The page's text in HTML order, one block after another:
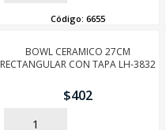
Código: 6655
BOWL CERAMICO 27CM
RECTANGULAR CON TAPA LH-3832
$402
AÑADIR